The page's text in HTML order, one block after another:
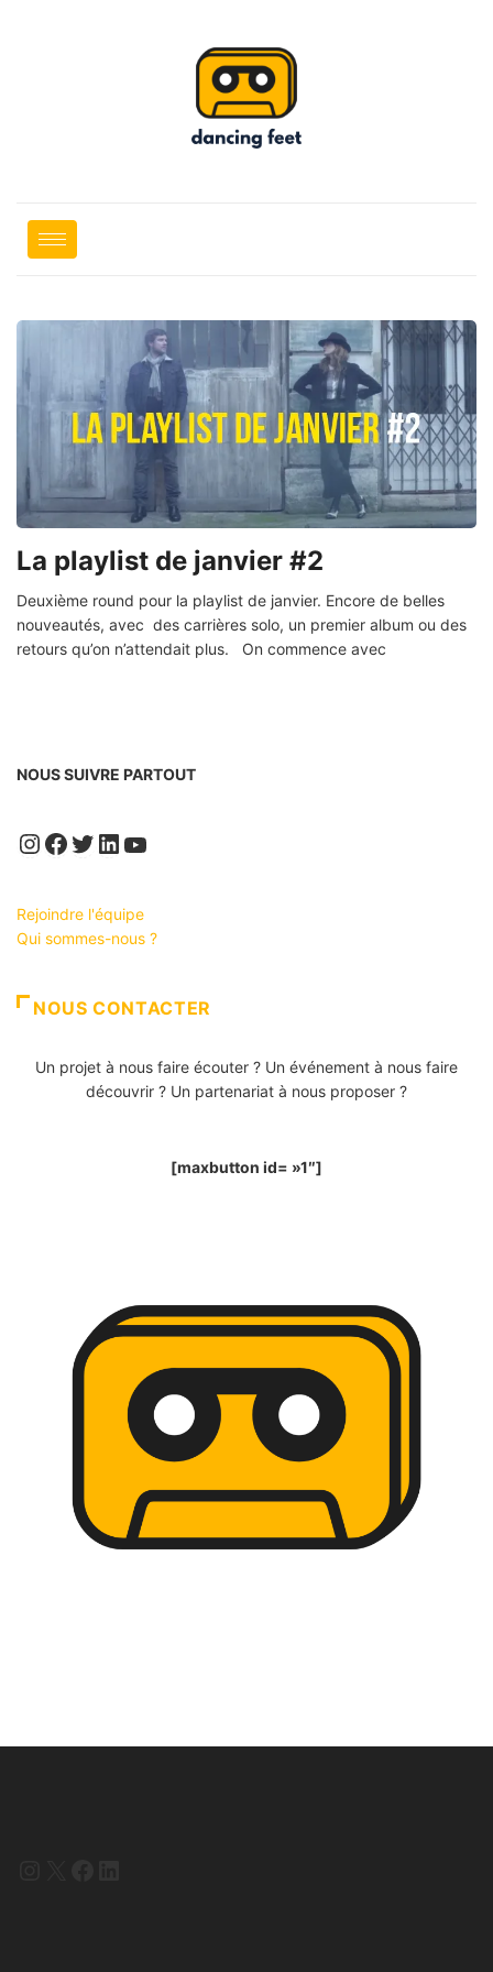
La playlist de janvier #2
Deuxième round pour la playlist de janvier. Encore de belles
nouveautés, avec des carrières solo, un premier album ou des
retours qu’on n’attendait plus. On commence avec
NOUS SUIVRE PARTOUT
Instagram
Facebook
Twitter
LinkedIn
YouTube
Rejoindre l'équipe
Qui sommes-nous ?
NOUS CONTACTER
Un projet à nous faire écouter ? Un événement à nous faire
découvrir ? Un partenariat à nous proposer ?
[maxbutton id= »1″]